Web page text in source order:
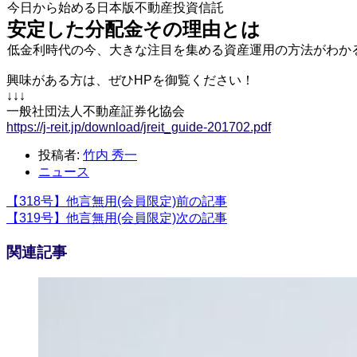
今日から始める日本版不動産投資信託
安定した分配金その理由とは
低金利時代の今、大きな注目を集める資産運用の方法がわか
興味がある方は、ぜひHPを御覧ください！
↓↓↓
一般社団法人不動産証券化協会
https://j-reit.jp/download/jreit_guide-201702.pdf
投稿者: 竹内 秀一
ニュース
【318号】他言無用(会員限定)前の記事
【319号】他言無用(会員限定)次の記事
関連記事